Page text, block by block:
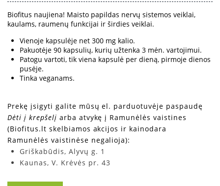
Biofitus naujiena! Maisto papildas nervų sistemos veiklai,
kaulams, raumenų funkcijai ir širdies veiklai.
Vienoje kapsulėje net 300 mg kalio.
Pakuotėje 90 kapsulių, kurių užtenka 3 mėn. vartojimui.
Patogu vartoti, tik viena kapsulė per dieną, pirmoje dienos
pusėje.
Tinka veganams.
Prekę įsigyti galite mūsų el. parduotuvėje paspaudę
Dėti į krepšelį arba atvykę į Ramunėlės vaistines
(Biofitus.lt skelbiamos akcijos ir kainodara
Ramunėlės vaistinėse negalioja):
Griškabūdis, Alyvų g. 1
Kaunas, V. Krėvės pr. 43